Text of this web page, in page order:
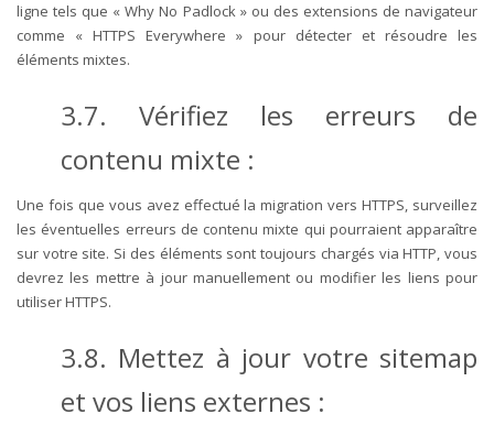
ligne tels que « Why No Padlock » ou des extensions de navigateur
comme « HTTPS Everywhere » pour détecter et résoudre les
éléments mixtes.
3.7. Vérifiez les erreurs de
contenu mixte :
Une fois que vous avez effectué la migration vers HTTPS, surveillez
les éventuelles erreurs de contenu mixte qui pourraient apparaître
sur votre site. Si des éléments sont toujours chargés via HTTP, vous
devrez les mettre à jour manuellement ou modifier les liens pour
utiliser HTTPS.
3.8. Mettez à jour votre sitemap
et vos liens externes :